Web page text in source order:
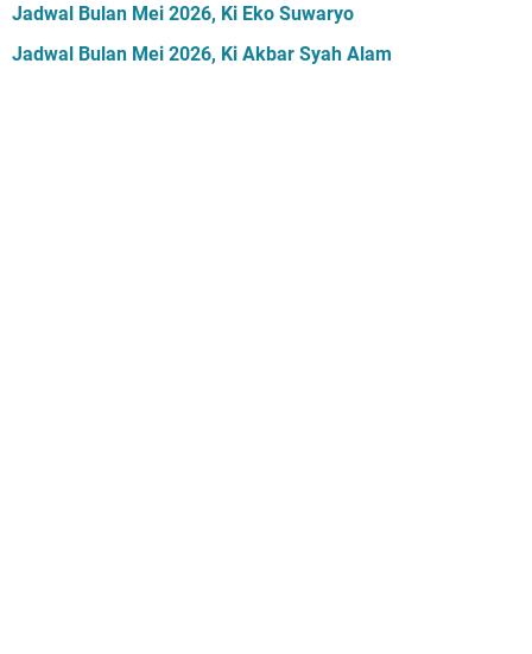
Jadwal Bulan Mei 2026, Ki Eko Suwaryo
Jadwal Bulan Mei 2026, Ki Akbar Syah Alam